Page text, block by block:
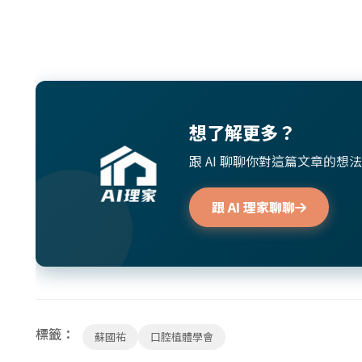
想了解更多？
跟 AI 聊聊你對這篇文章的想
跟 AI 理家聊聊
標籤： 蘇國祐 口腔植體學會